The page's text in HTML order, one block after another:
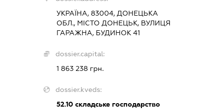
УКРАЇНА, 83004, ДОНЕЦЬКА
ОБЛ., МІСТО ДОНЕЦЬК, ВУЛИЦЯ
ГАРАЖНА, БУДИНОК 41
dossier.capital:
1 863 238 грн.
dossier.kveds:
52.10 складське господарство